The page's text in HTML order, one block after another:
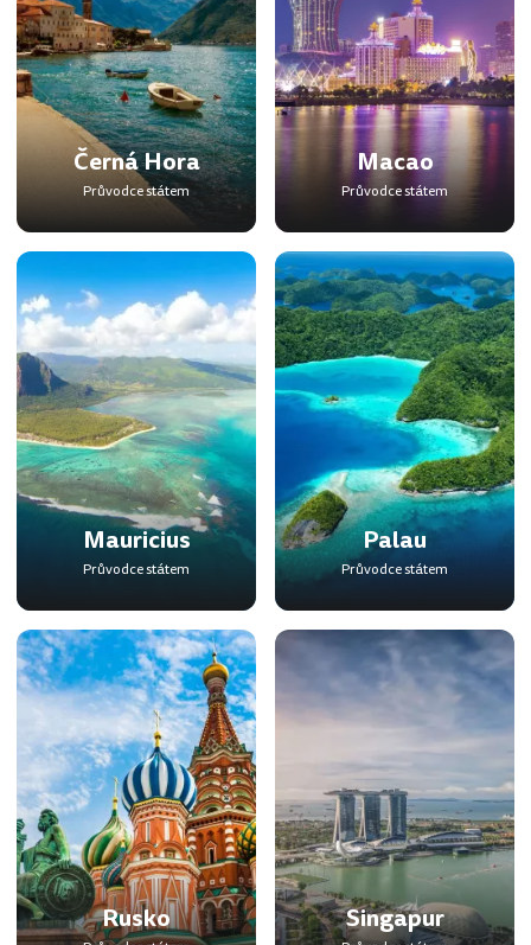
Černá Hora
Průvodce státem
Macao
Průvodce státem
Mauricius
Průvodce státem
Palau
Průvodce státem
Rusko Singapur